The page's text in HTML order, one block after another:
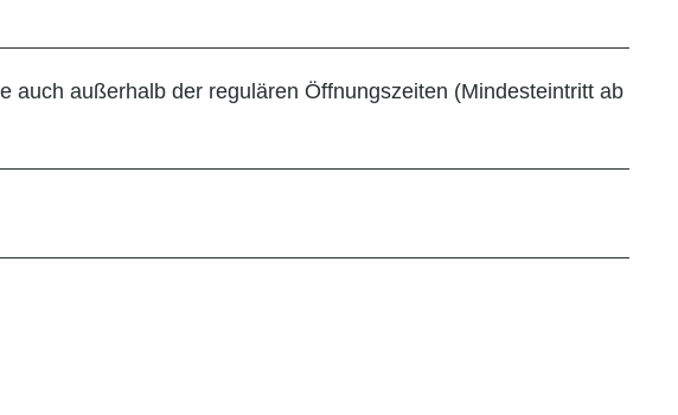
auch außerhalb der regulären Öffnungszeiten (Mindesteintritt ab